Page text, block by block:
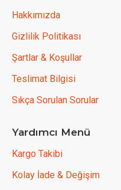
Hakkımızda
Gizlilik Politikası
Şartlar & Koşullar
Teslimat Bilgisi
Sıkça Sorulan Sorular
Yardımcı Menü
Kargo Takibi
Kolay İade & Değişim